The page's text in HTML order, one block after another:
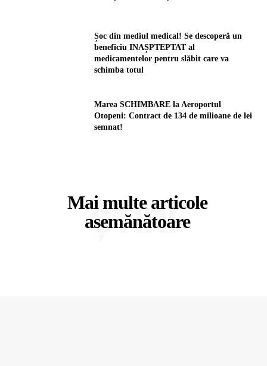
Șoc din mediul medical! Se descoperă un
beneficiu INAȘPTEPTAT al
medicamentelor pentru slăbit care va
schimba totul
Marea SCHIMBARE la Aeroportul
Otopeni: Contract de 134 de milioane de lei
semnat!
Mai multe articole
asemănătoare
ȘTIRI